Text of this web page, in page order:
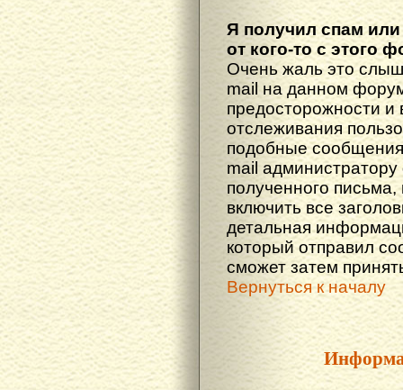
Я получил спам
от кого-то с этого
Очень жаль это
mail на данном
предосторожности и
отслеживания
подобные
mail
полученного
включить все
детальная
который отправил
сможет затем
Вернуться к началу